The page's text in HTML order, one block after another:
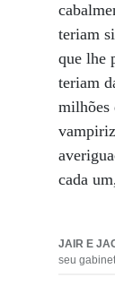
teriam
que lhe
teriam
milhões
cada
JAIR E
seu